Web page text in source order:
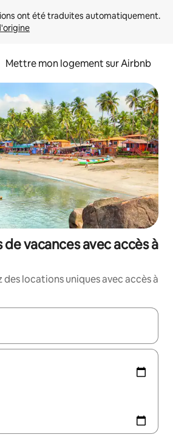
Mettre mon logement sur Airbnb
de vacances avec accès à
des locations uniques avec accès à
s'affichent, utilisez les flèches vers le